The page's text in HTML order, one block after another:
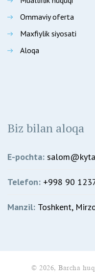
Ommaviy oferta
Maxfiylik siyosati
Aloqa
Biz bilan aloqa
E-pochta:
Telefon: +998 90
Manzil: Toshkent,
© 2026, Barcha